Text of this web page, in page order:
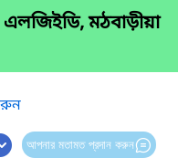
মঠবাড়ীয়া
আপনার মতামত প্রদান করুন